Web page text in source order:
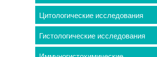
Цитологические исследования
Гистологические исследования